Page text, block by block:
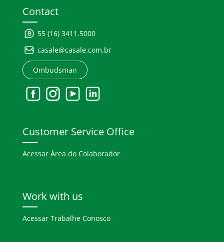
Contact
55 (16) 3411.5000
casale@casale.com.br
Ombudsman
Customer Service Office
Acessar Área do Colaborador
Work with us
Acessar Trabalhe Conosco